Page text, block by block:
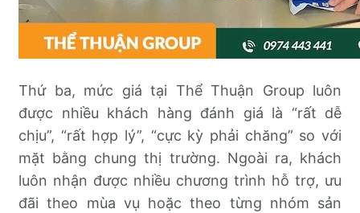
Thứ ba, mức giá tại Thể Thuận Group luôn
được nhiều khách hàng đánh giá là “rất dễ
chịu”, “rất hợp lý”, “cực kỳ phải chăng” so với
mặt bằng chung thị trường. Ngoài ra, khách
luôn nhận được nhiều chương trình hỗ trợ, ưu
đãi theo mùa vụ hoặc theo từng nhóm sản